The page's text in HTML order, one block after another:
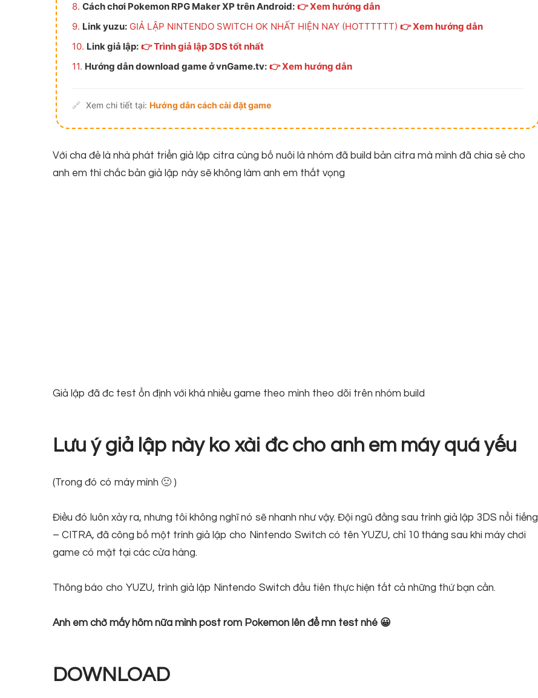
8. Cách chơi Pokemon RPG Maker XP trên Android: 👉 Xem hướng dẫn
9. Link yuzu: GIẢ LẬP NINTENDO SWITCH OK NHẤT HIỆN NAY (HOTTTTTT) 👉 Xem hướng dẫn
10. Link giả lập: 👉 Trình giả lập 3DS tốt nhất
11. Hướng dẫn download game ở vnGame.tv: 👉 Xem hướng dẫn
🔗 Xem chi tiết tại: Hướng dẫn cách cài đặt game
Với cha đẻ là nhà phát triển giả lập citra cùng bố nuôi là nhóm đã build bản citra mà mình đã chia sẻ cho
anh em thì chắc bản giả lập này sẽ không làm anh em thất vọng
Giả lập đã đc test ổn định với khá nhiều game theo mình theo dõi trên nhóm build
Lưu ý giả lập này ko xài đc cho anh em máy quá yếu
(Trong đó có máy mình 🙁 )
Điều đó luôn xảy ra, nhưng tôi không nghĩ nó sẽ nhanh như vậy. Đội ngũ đằng sau trình giả lập 3DS nổi tiếng
– CITRA, đã công bố một trình giả lập cho Nintendo Switch có tên YUZU, chỉ 10 tháng sau khi máy chơi
game có mặt tại các cửa hàng.
Thông báo cho YUZU, trình giả lập Nintendo Switch đầu tiên thực hiện tất cả những thứ bạn cần.
Anh em chờ mấy hôm nữa mình post rom Pokemon lên để mn test nhé 😀
DOWNLOAD